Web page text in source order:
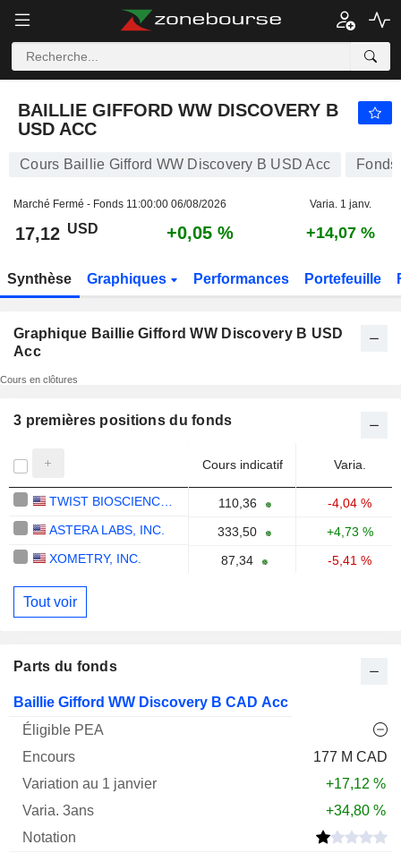
BAILLIE GIFFORD WW DISCOVERY B
USD ACC
Cours Baillie Gifford WW Discovery B USD Acc Fonds
Marché Fermé - Fonds 11:00:00 06/08/2026 Varia. 1 janv.
17,12 USD +0,05 % +14,07 %
Synthèse Graphiques Performances Portefeuille
Graphique Baillie Gifford WW Discovery B USD
Acc
Cours en clôtures
3 premières positions du fonds
Cours indicatif Varia.
110,36
-4,04 %
ASTERA LABS, INC.
333,50
+4,73 %
XOMETRY, INC.
87,34 -5,41 %
Tout voir
Parts du fonds
Nom PEA Encours
Varia.
Baillie Gifford WW Discovery B CAD Acc
177 M CAD
+17,12 %
+34,80 %